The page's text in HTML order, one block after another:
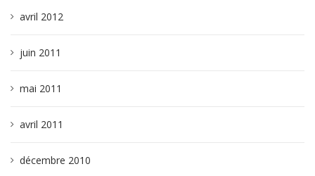
avril 2012
juin 2011
mai 2011
avril 2011
décembre 2010